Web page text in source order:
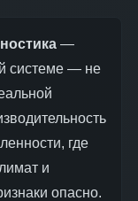
—
системе — не
где
и
опасно.